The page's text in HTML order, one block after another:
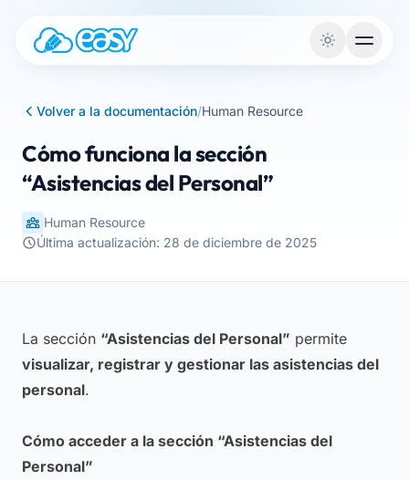
Volver a la documentación/Human Resource
Cómo funciona la sección
“Asistencias del Personal”
Human Resource
Última actualización: 28 de diciembre de 2025
La sección “Asistencias del Personal” permite
visualizar, registrar y gestionar las asistencias del
personal.
Cómo acceder a la sección “Asistencias del
Personal”